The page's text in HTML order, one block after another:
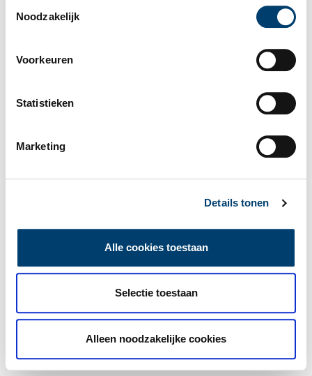
Noodzakelijk
Voorkeuren
Statistieken
Marketing
Details tonen
Alle cookies toestaan
Selectie toestaan
Alleen noodzakelijke cookies